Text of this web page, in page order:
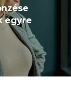
egyre